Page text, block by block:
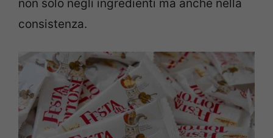
non solo negli ingredienti ma anche nella
consistenza.